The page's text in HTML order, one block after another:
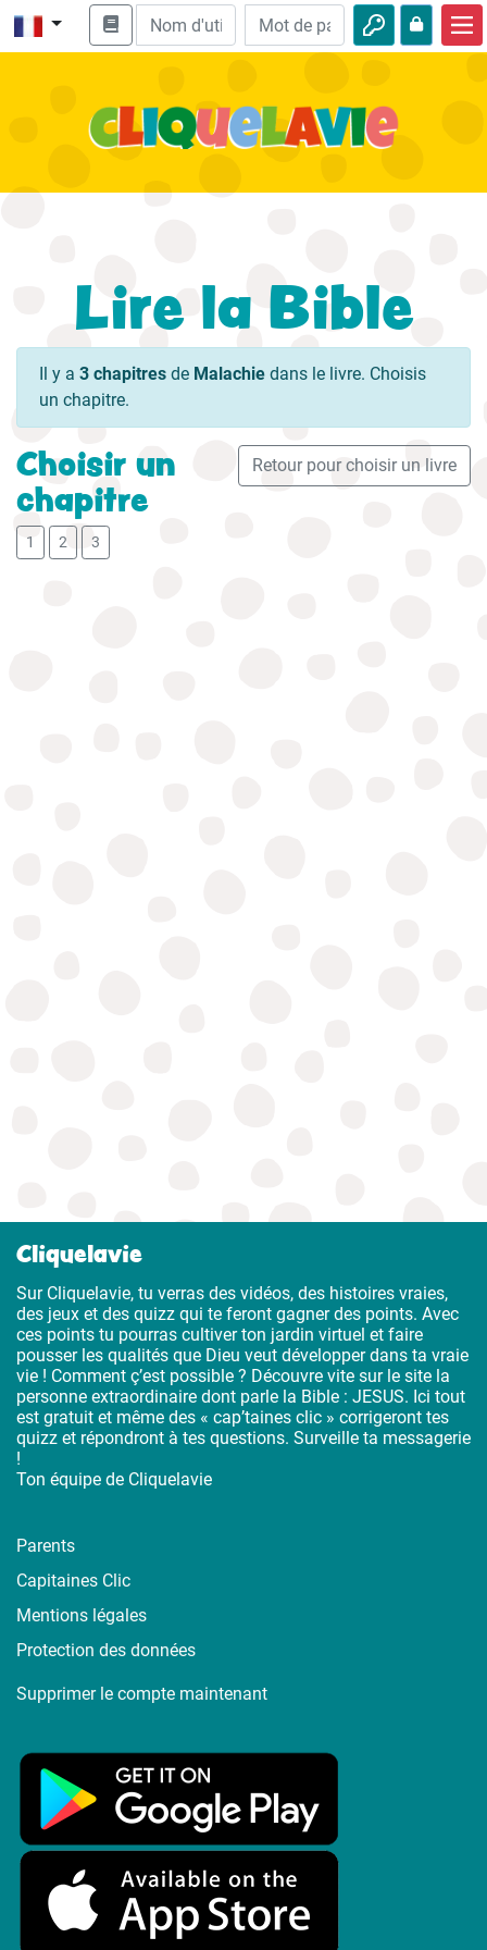
Enseignement biblique
Aventures
Loisirs
Lire la Bible
Il y a 3 chapitres de Malachie dans le livre. Choisis
un chapitre.
Retour pour choisir un livre
Choisir un
chapitre
1 2 3
Cliquelavie
Sur Cliquelavie, tu verras des vidéos, des histoires vraies,
des jeux et des quizz qui te feront gagner des points. Avec
ces points tu pourras cultiver ton jardin virtuel et faire
pousser les qualités que Dieu veut développer dans ta vraie
vie ! Comment ç’est possible ? Découvre vite sur le site la
personne extraordinaire dont parle la Bible : JESUS. Ici tout
est gratuit et même des « cap’taines clic » corrigeront tes
quizz et répondront à tes questions. Surveille ta messagerie
!
Ton équipe de Cliquelavie
Parents
Capitaines Clic
Mentions légales
Protection des données
Supprimer le compte maintenant